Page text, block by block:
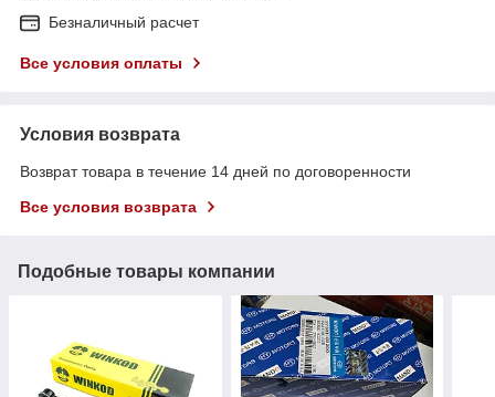
Безналичный расчет
Все условия оплаты
Условия возврата
Возврат товара в течение 14 дней по договоренности
Все условия возврата
Подобные товары компании